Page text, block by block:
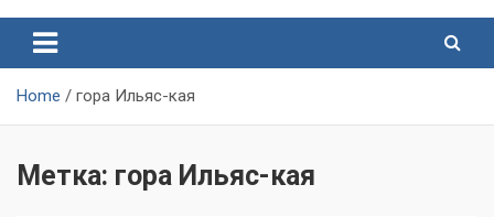
Севастополя
Севастополя
Home гора Ильяс-кая
Метка: гора Ильяс-кая